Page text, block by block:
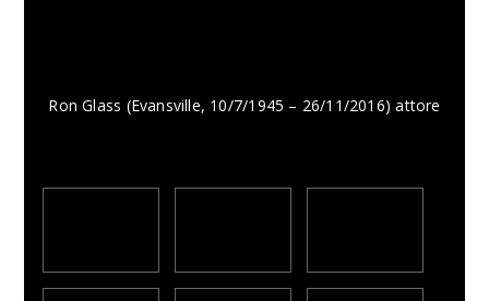
Ron Glass (Evansville, 10/7/1945 – 26/11/2016) attore